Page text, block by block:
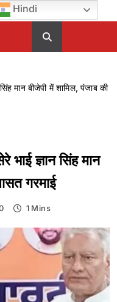
मान बीजेपी में शामिल, पंजाब की
भाई ज्ञान सिंह मान
गरमाई
1 Mins
Hindi